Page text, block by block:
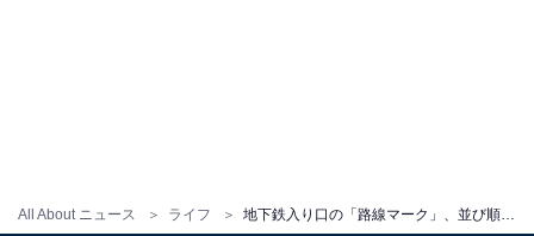
All About ニュース ライフ